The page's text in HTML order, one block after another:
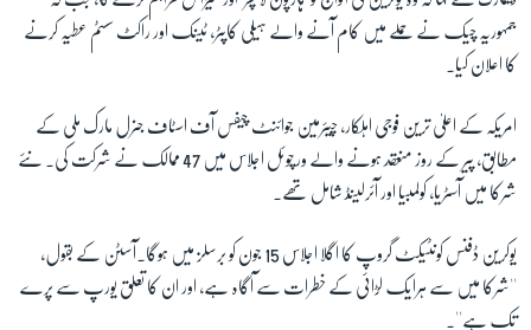
زبان
جمہوریہ چیک نے حملے میں کام آنے والے ہیلی کاپٹر، ٹینک اور راکٹ سسٹم عطیہ کرنے
کا اعلان کیا۔
امریکہ کے اعلیٰ ترین فوجی اہلکار، چیئرمین جوائنٹ چیفس آف اسٹاف جنرل مارک ملی کے
مطابق، پیر کے روز منعقد ہونے والے ورچوئل اجلاس میں 47 ممالک نے شرکت کی۔ نئے
شرکا میں آسٹریا، کولمبیا اور آئرلینڈ شامل تھے۔
یوکرین ڈفنس کونٹیکٹ گروپ کا اگلا اجلاس 15 جون کو برسلز میں ہوگا۔آسٹن کے بقول،
''شرکا میں سے ہرایک لڑائی کے خطرات سے آگاہ ہے، اور ان کا تعلق یورپ سے پرے
تک ہے''۔